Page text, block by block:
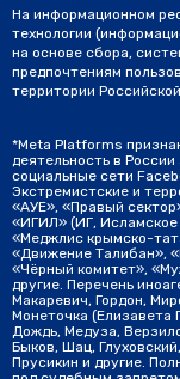
На информационном
технологии
на основе сбора,
предпочтениям
территории
*Meta Platforms
деятельность в
социальные сети
Экстремистские и
«АУЕ», «Правый
«ИГИЛ» (ИГ,
«Меджлис крымско-
«Движение Талибан»,
«Чёрный комитет»,
другие. Перечень
Макаревич, Гордон,
Монеточка (Елизавета
Дождь, Медуза,
Быков, Шац,
Прусикин и другие.